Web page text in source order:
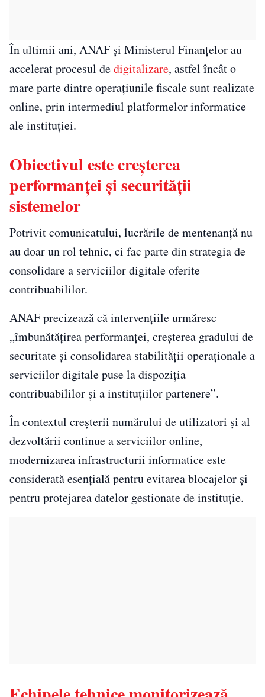
În ultimii ani, ANAF și Ministerul Finanțelor au
accelerat procesul dedigitalizare, astfel încât o
mare parte dintre operațiunile fiscale sunt realizate
online, prin intermediul platformelor informatice
ale instituției.
Obiectivul este creșterea
performanței și securității
sistemelor
Potrivit comunicatului, lucrările de mentenanță nu
au doar un rol tehnic, ci fac parte din strategia de
consolidare a serviciilor digitale oferite
contribuabililor.
ANAF precizează că intervențiile urmăresc
„îmbunătățirea performanței, creșterea gradului de
securitate și consolidarea stabilității operaționale a
serviciilor digitale puse la dispoziția
contribuabililor și a instituțiilor partenere”.
În contextul creșterii numărului de utilizatori și al
dezvoltării continue a serviciilor online,
modernizarea infrastructurii informatice este
considerată esențială pentru evitarea blocajelor și
pentru protejarea datelor gestionate de instituție.